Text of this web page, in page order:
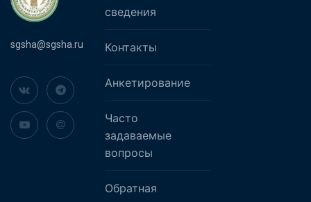
sgsha@sgsha.ru
сведения
Контакты
Анкетирование
Часто
задаваемые
вопросы
Обратная